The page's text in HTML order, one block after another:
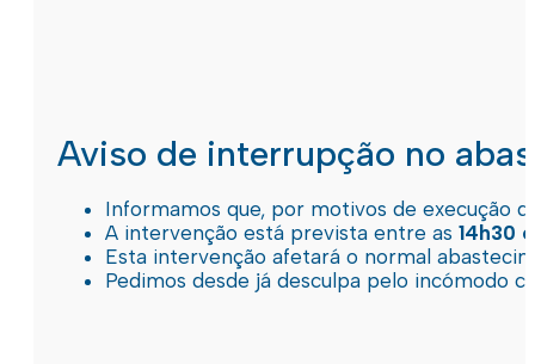
Aviso de interrupção no
Informamos que, por motivos de execução
A intervenção está prevista entre as 14h30
Esta intervenção afetará o normal
Pedimos desde já desculpa pelo incómodo